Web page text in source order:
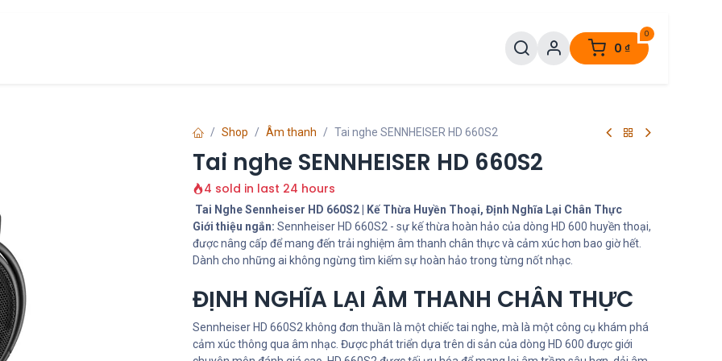
0
0 ₫
Shop Âm thanh Tai nghe SENNHEISER HD 660S2
Tai nghe SENNHEISER HD 660S2
4 sold in last 24 hours
Tai Nghe Sennheiser HD 660S2 | Kế Thừa Huyền Thoại, Định Nghĩa Lại Chân Thực
Giới thiệu ngắn: Sennheiser HD 660S2 - sự kế thừa hoàn hảo của dòng HD 600 huyền thoại,
được nâng cấp để mang đến trải nghiệm âm thanh chân thực và cảm xúc hơn bao giờ hết.
Dành cho những ai không ngừng tìm kiếm sự hoàn hảo trong từng nốt nhạc.
ĐỊNH NGHĨA LẠI ÂM THANH CHÂN THỰC
Sennheiser HD 660S2 không đơn thuần là một chiếc tai nghe, mà là một công cụ khám phá
cảm xúc thông qua âm nhạc. Được phát triển dựa trên di sản của dòng HD 600 được giới